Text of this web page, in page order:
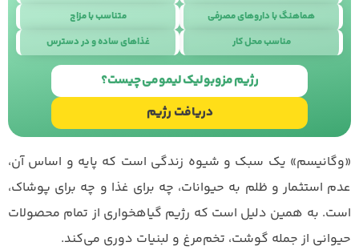
هماهنگ با داروهای مصرفی
متناسب با مزاج
مناسب محل کار
غذاهای ساده و در دسترس
رژیم مزوبولیک لیمومی چیست؟
دریافت رژیم
«وگانیسم» یک سبک و شیوه زندگی است که پایه و اساس آن،
عدم استثمار و ظلم به حیوانات، چه برای غذا و چه برای پوشاک،
است. به همین دلیل است که رژیم گیاهخواری از تمام محصولات
حیوانی از جمله گوشت، تخم‌مرغ و لبنیات دوری می‌کند.